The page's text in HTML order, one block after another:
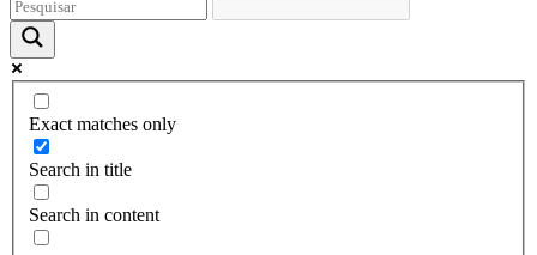
Exact matches only
Search in title
Search in content